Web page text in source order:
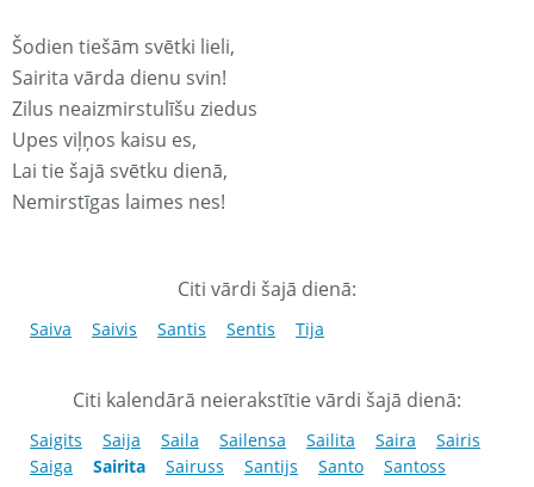
Šodien tiešām svētki lieli,
Sairita vārda dienu svin!
Zilus neaizmirstulīšu ziedus
Upes viļņos kaisu es,
Lai tie šajā svētku dienā,
Nemirstīgas laimes nes!
Citi vārdi šajā dienā:
Saiva Saivis Santis Sentis Tija
Citi kalendārā neierakstītie vārdi šajā dienā:
Saigits Saija Saila Sailensa Sailita Saira
Sairis
Saiga
Sairita Sairuss Santijs Santo Santoss